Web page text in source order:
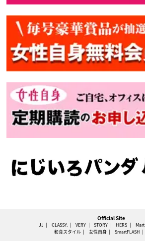
Official Site
JJ CLASSY. VERY STORY HERS Mart
和食スタイル
女性自身 SmartFLASH